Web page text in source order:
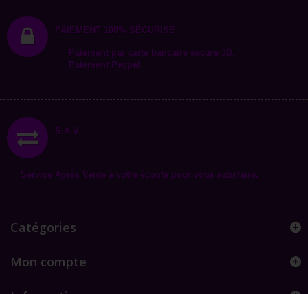
PAIEMENT 100% SÉCURISÉ
Paiement par carte bancaire secure 3D.
Paiement Paypal
S.A.V.
Service Après Vente à votre écoute pour vous satisfaire.
Catégories
Mon compte